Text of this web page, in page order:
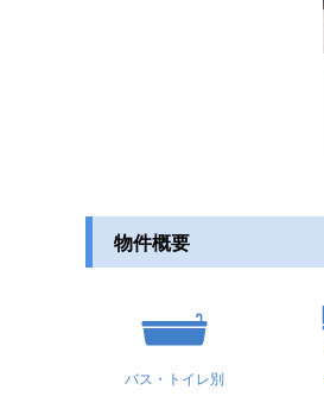
物件概要
バス・トイレ別